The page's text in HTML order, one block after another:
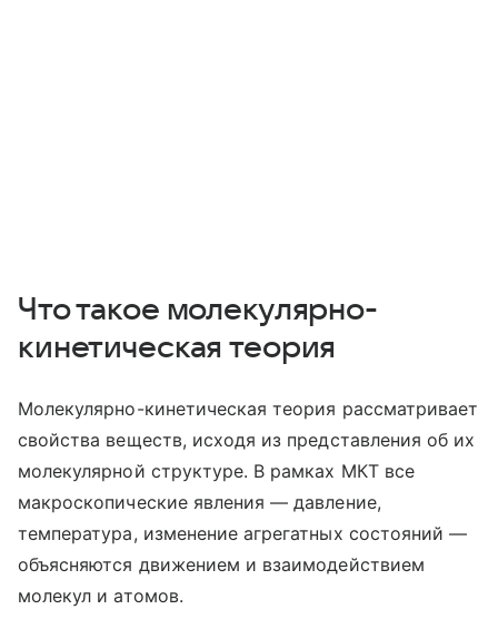
Что такое молекулярно-
кинетическая теория
Молекулярно-кинетическая теория рассматривает
свойства веществ, исходя из представления об их
молекулярной структуре. В рамках МКТ все
макроскопические явления — давление,
температура, изменение агрегатных состояний —
объясняются движением и взаимодействием
молекул и атомов.